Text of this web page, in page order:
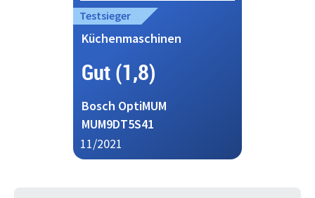
Testsieger
Küchenmaschinen
Gut (1,8)
Bosch OptiMUM
MUM9DT5S41
11/2021